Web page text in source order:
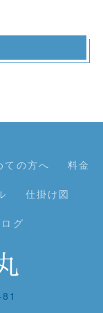
ての方へ 料金
仕掛け図
グ